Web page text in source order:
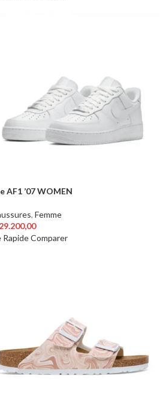
AF1 ’07 WOMEN
, Femme
29.200,00
Des Options
RapideComparer